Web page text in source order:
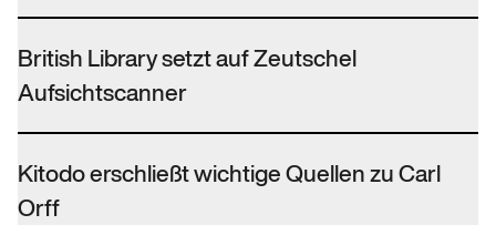
British Library setzt auf Zeutschel
Aufsichtscanner
Kitodo erschließt wichtige Quellen zu Carl
Orff